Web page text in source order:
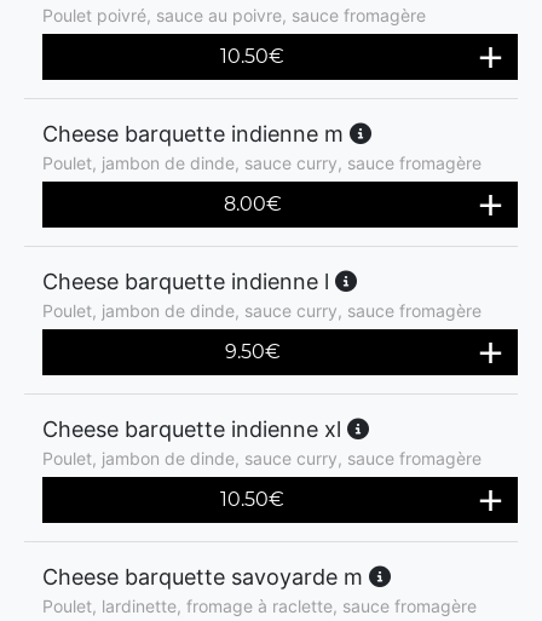
Poulet poivré, sauce au poivre, sauce fromagère
10.50€
Cheese barquette indienne m
Poulet, jambon de dinde, sauce curry, sauce fromagère
8.00€
Cheese barquette indienne l
Poulet, jambon de dinde, sauce curry, sauce fromagère
9.50€
Cheese barquette indienne xl
Poulet, jambon de dinde, sauce curry, sauce fromagère
10.50€
Cheese barquette savoyarde m
Poulet, lardinette, fromage à raclette, sauce fromagère